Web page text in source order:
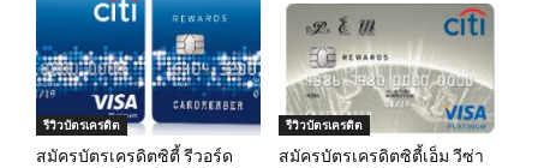
รีวิวบัตรเครดิต
สมัครบัตรเครดิตซิตี้ รีวอร์ด
รีวิวบัตรเครดิต
สมัครบัตรเครดิตซิตี้เอ็ม วีซ่า